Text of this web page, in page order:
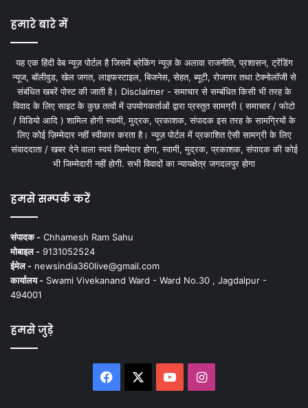
हमारे बारे में
यह एक हिंदी वेब न्यूज़ पोर्टल है जिसमें ब्रेकिंग न्यूज़ के अलावा राजनीति, प्रशासन, ट्रेंडिंग
न्यूज, बॉलीवुड, खेल जगत, लाइफस्टाइल, बिजनेस, सेहत, ब्यूटी, रोजगार तथा टेक्नोलॉजी से
संबंधित खबरें पोस्ट की जाती है। Disclaimer - समाचार से सम्बंधित किसी भी तरह के
विवाद के लिए साइट के कुछ तत्वों में उपयोगकर्ताओं द्वारा प्रस्तुत सामग्री ( समाचार / फोटो
/ विडियो आदि ) शामिल होगी स्वामी, मुद्रक, प्रकाशक, संपादक इस तरह के सामग्रियों के
लिए कोई ज़िम्मेदार नहीं स्वीकार करता है। न्यूज़ पोर्टल में प्रकाशित ऐसी सामग्री के लिए
संवाददाता / खबर देने वाला स्वयं जिम्मेदार होगा, स्वामी, मुद्रक, प्रकाशक, संपादक की कोई
भी जिम्मेदारी नहीं होगी. सभी विवादों का न्यायक्षेत्र जगदलपुर होगा
हमसे सम्पर्क करें
संपादक - Chhamesh Ram Sahu
मोबाइल - 9131052524
ईमेल - newsindia360live@gmail.com
कार्यालय - Swami Vivekanand Ward - Ward No.30 , Jagdalpur -
494001
हमसे जुड़े
Facebook YouTubeInstagram